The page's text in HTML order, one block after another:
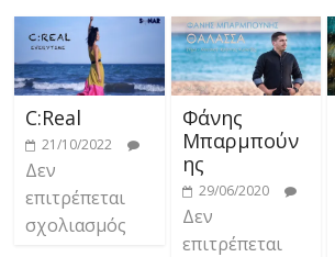
C:Real
21/10/2022
Δεν
επιτρέπεται
σχολιασμός
Φάνης
Μπαρμπούν
ης
29/06/2020
Δεν
επιτρέπεται